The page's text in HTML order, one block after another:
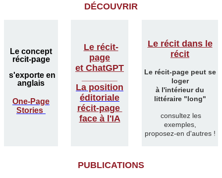
DÉCOUVRIR
Le concept
récit-page
s'exporte en
anglais
One-Page
Stories
Le récit-
page
et ChatGPT
La position
éditoriale
récit-page
face à l'IA
Le récit dans le
récit
Le récit-page peut se
loger
à l'intérieur du
littéraire "long"
consultez les
exemples,
proposez-en d'autres !
PUBLICATIONS